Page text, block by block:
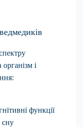
і
функції
сну